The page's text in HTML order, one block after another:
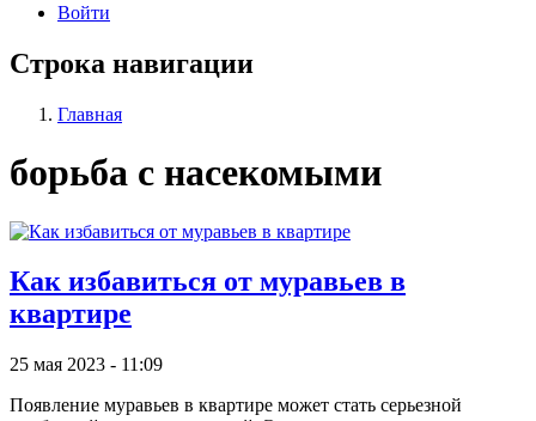
Войти
Строка навигации
Главная
борьба с насекомыми
Как избавиться от муравьев в
квартире
25 мая 2023 - 11:09
Появление муравьев в квартире может стать серьезной